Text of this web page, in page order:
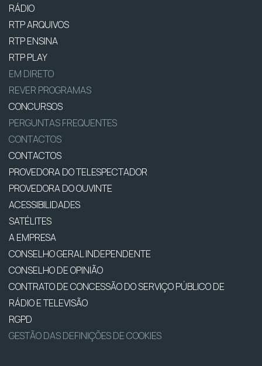
RÁDIO
RTP ARQUIVOS
RTP ENSINA
RTP PLAY
EM DIRETO
REVER PROGRAMAS
CONCURSOS
PERGUNTAS FREQUENTES
CONTACTOS
CONTACTOS
PROVEDORA DO TELESPECTADOR
PROVEDORA DO OUVINTE
ACESSIBILIDADES
SATÉLITES
A EMPRESA
CONSELHO GERAL INDEPENDENTE
CONSELHO DE OPINIÃO
CONTRATO DE CONCESSÃO DO SERVIÇO PÚBLICO DE
RÁDIO E TELEVISÃO
RGPD
GESTÃO DAS DEFINIÇÕES DE COOKIES